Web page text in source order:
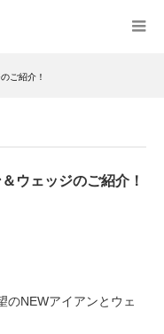
ご紹介！
ウェッジのご紹介！
のNEWアイアンとウェ